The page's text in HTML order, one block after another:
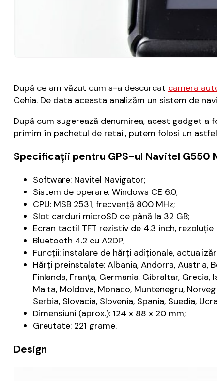
După ce am văzut cum s-a descurcat camera
Cehia. De data aceasta analizăm un sistem de
După cum sugerează denumirea, acest gadget
primim în pachetul de retail, putem folosi un
Specificații pentru GPS-ul Navitel G550
Software: Navitel Navigator;
Sistem de operare: Windows CE 6.0;
CPU: MSB 2531, frecvență 800 MHz;
Slot carduri microSD de până la 32 GB;
Ecran tactil TFT rezistiv de 4.3 inch, rezoluție
Bluetooth 4.2 cu A2DP;
Funcții: instalare de hărți adiționale,
Hărți preinstalate: Albania, Andorra, Austria,
Finlanda, Franța, Germania, Gibraltar,
Malta, Moldova, Monaco, Muntenegru,
Serbia, Slovacia, Slovenia, Spania, Suedia,
Dimensiuni (aprox.): 124 x 88 x 20 mm;
Greutate: 221 grame.
Design